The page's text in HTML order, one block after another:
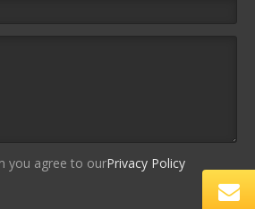
you agree to ourPrivacy Policy